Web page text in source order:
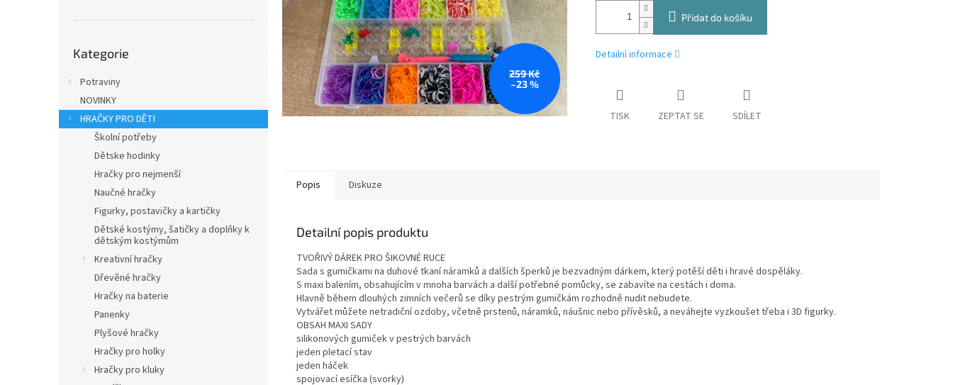
kategorie
Kategorie
Potraviny
NOVINKY
HRAČKY PRO DĚTI
Školní potřeby
Dětske hodinky
Hračky pro nejmenší
Naučné hračky
Figurky, postavičky a kartičky
Dětské kostýmy, šatičky a doplňky k
dětským kostýmům
Kreativní hračky
Dřevěné hračky
Hračky na baterie
Panenky
Plyšové hračky
Hračky pro holky
Hračky pro kluky
259 Kč
–23 %
Přidat do košíku
Detailní informace
TISK ZEPTAT SE SDÍLET
Popis Diskuze
Detailní popis produktu
TVOŘIVÝ DÁREK PRO ŠIKOVNÉ RUCE
Sada s gumičkami na duhové tkaní náramků a dalších šperků je bezvadným dárkem, který potěší děti i hravé dospěláky.
S maxi balením, obsahujícím v mnoha barvách a další potřebné pomůcky, se zabavíte na cestách i doma.
Hlavně během dlouhých zimních večerů se díky pestrým gumičkám rozhodně nudit nebudete.
Vytvářet můžete netradiční ozdoby, včetně prstenů, náramků, náušnic nebo přívěsků, a neváhejte vyzkoušet třeba i 3D figurky.
OBSAH MAXI SADY
silikonových gumiček v pestrých barvách
jeden pletací stav
jeden háček
spojovací esíčka (svorky)